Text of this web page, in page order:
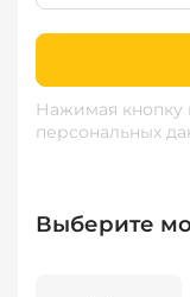
Нажимая кнопку
персональных
Выберите